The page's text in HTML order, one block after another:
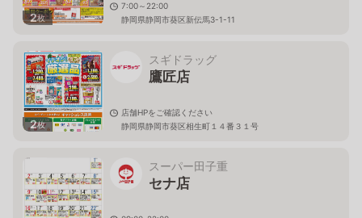
2枚
7:00～22:00
静岡県静岡市葵区新伝馬3-1-11
2枚
スギドラッグ
鷹匠店
店舗HPをご確認ください
静岡県静岡市葵区相生町１４番３１号
スーパー田子重
セナ店